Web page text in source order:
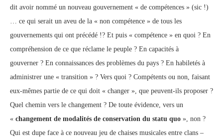
dit avoir nommé un nouveau gouvernement « de compétences » (sic !)
… ce qui serait un aveu de la « non compétence » de tous les
gouvernements qui ont précédé !? Et puis « compétence » en quoi ? En
compréhension de ce que réclame le peuple ? En capacités à
gouverner ? En connaissances des problèmes du pays ? En habiletés à
administrer une « transition » ? Vers quoi ? Compétents ou non, faisant
eux-mêmes partie de ce qui doit « changer », que peuvent-ils proposer ?
Quel chemin vers le changement ? De toute évidence, vers un
« changement de modalités de conservation du statu quo », non ?
Qui est dupe face à ce nouveau jeu de chaises musicales entre clans –